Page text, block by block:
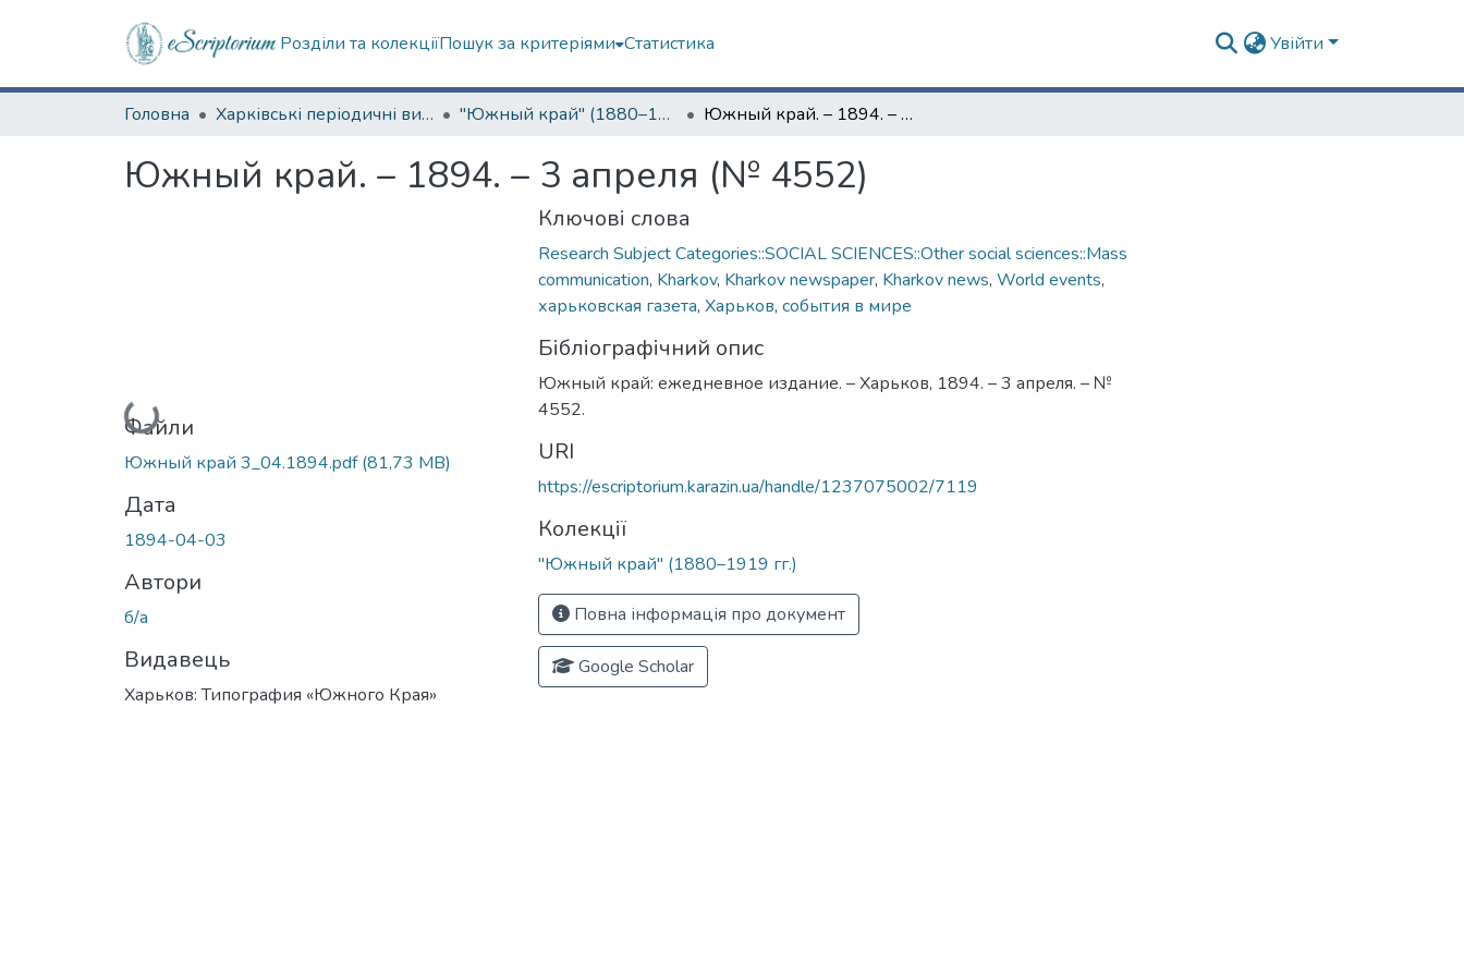
Розділи та колекціїПошук за критеріями Статистика Увійти
Головна Харківські періодичні видання "Южный край" (1880–1919 гг.) Южный край. – 1894. – 3 апреля (№ 4552)
Южный край. – 1894. – 3 апреля (№ 4552)
Вантажиться...
Файли
Южный край 3_04.1894.pdf(81,73 MB)
Дата
1894-04-03
Автори
б/а
Видавець
Харьков: Типография «Южного Края»
Ключові слова
Research Subject Categories::SOCIAL SCIENCES::Other social sciences::Mass
communication, Kharkov, Kharkov newspaper, Kharkov news, World events,
харьковская газета, Харьков, события в мире
Бібліографічний опис
Южный край: ежедневное издание. – Харьков, 1894. – 3 апреля. – №
4552.
URI
https://escriptorium.karazin.ua/handle/1237075002/7119
Колекції
"Южный край" (1880–1919 гг.)
Повна інформація про документ
Google Scholar